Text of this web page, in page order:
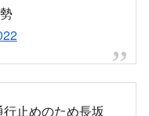
玉IC間で横転事故
IC～須玉IC間